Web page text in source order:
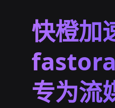
快橙加
专为流